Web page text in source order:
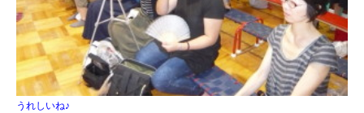
うれしいね♪